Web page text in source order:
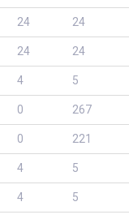
24 24
24 24
4 5
0 267
0 221
4 5
4 5